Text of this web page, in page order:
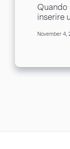
Quando
inserire
possa
November 4,